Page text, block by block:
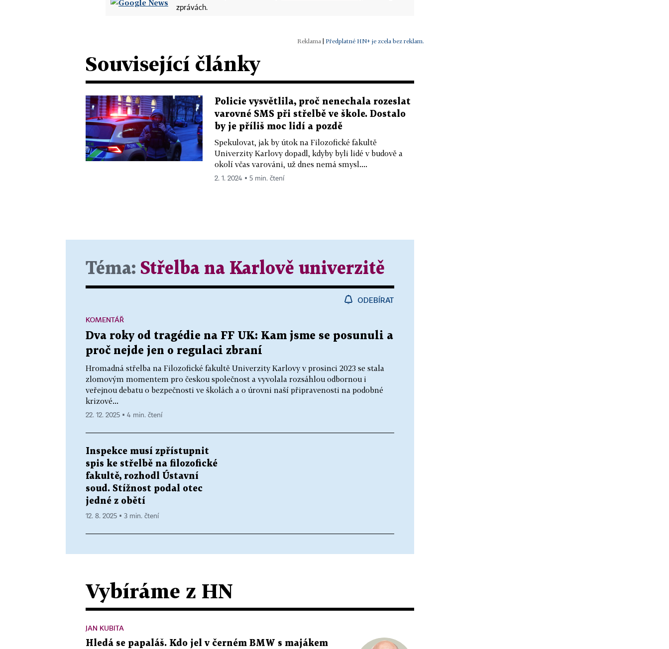
zprávách.
| Předplatné HN+ je zcela bez reklam.
Související články
Policie vysvětlila, proč nenechala rozeslat
varovné SMS při střelbě ve škole. Dostalo
by je příliš moc lidí a pozdě
Spekulovat, jak by útok na Filozofické fakultě
Univerzity Karlovy dopadl, kdyby byli lidé v budově a
okolí včas varováni, už dnes nemá smysl....
2. 1. 2024 ▪ 5 min. čtení
Téma: Střelba na Karlově univerzitě
ODEBÍRAT
Dva roky od tragédie na FF UK: Kam jsme se posunuli a
proč nejde jen o regulaci zbraní
Hromadná střelba na Filozofické fakultě Univerzity Karlovy v prosinci 2023 se stala
zlomovým momentem pro českou společnost a vyvolala rozsáhlou odbornou i
veřejnou debatu o bezpečnosti ve školách a o úrovni naší připravenosti na podobné
krizové...
KOMENTÁŘ
22. 12. 2025 ▪ 4 min. čtení
Inspekce musí zpřístupnit
spis ke střelbě na filozofické
fakultě, rozhodl Ústavní
soud. Stížnost podal otec
jedné z obětí
12. 8. 2025 ▪ 3 min. čtení
Vybíráme z HN
JAN KUBITA
Hledá se papaláš. Kdo jel v černém BMW s majákem